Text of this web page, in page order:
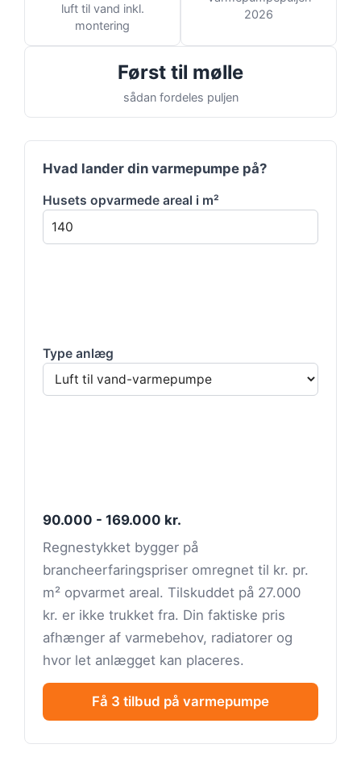
luft til vand inkl.
montering
2026
Først til mølle
sådan fordeles puljen
Hvad lander din varmepumpe på?
Husets opvarmede areal i m²
Type anlæg
90.000 - 169.000 kr.
Regnestykket bygger på
brancheerfaringspriser omregnet til kr. pr.
m² opvarmet areal. Tilskuddet på 27.000
kr. er ikke trukket fra. Din faktiske pris
afhænger af varmebehov, radiatorer og
hvor let anlægget kan placeres.
Få 3 tilbud på varmepumpe